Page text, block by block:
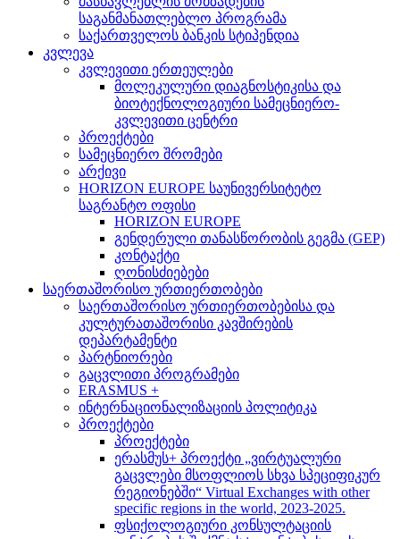
საგანმანათლებლო პროგრამა
საქართველოს ბანკის სტიპენდია
კვლევა
კვლევითი ერთეულები
მოლეკულური დიაგნოსტიკისა და
ბიოტექნოლოგიური სამეცნიერო-
კვლევითი ცენტრი
პროექტები
სამეცნიერო შრომები
არქივი
HORIZON EUROPE საუნივერსიტეტო
საგრანტო ოფისი
HORIZON EUROPE
გენდერული თანასწორობის გეგმა (GEP)
კონტაქტი
ღონისძიებები
საერთაშორისო ურთიერთობები
საერთაშორისო ურთიერთობებისა და
კულტურათაშორისი კავშირების
დეპარტამენტი
პარტნიორები
გაცვლითი პროგრამები
ERASMUS +
ინტერნაციონალიზაციის პოლიტიკა
პროექტები
პროექტები
ერასმუს+ პროექტი „ვირტუალური
გაცვლები მსოფლიოს სხვა სპეციფიკურ
რეგიონებში“ Virtual Exchanges with other
specific regions in the world, 2023-2025.
ფსიქოლოგიური კონსულტაციის